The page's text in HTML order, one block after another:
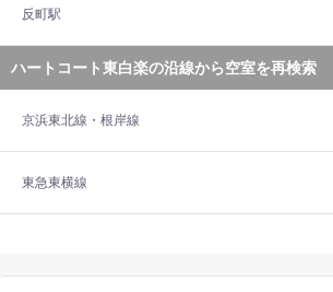
反町駅
ハートコート東白楽の沿線から空室を再検索
京浜東北線・根岸線
東急東横線